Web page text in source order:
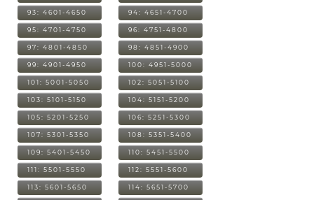
93: 4601-4650 94: 4651-4700
95: 4701-4750 96: 4751-4800
97: 4801-4850 98: 4851-4900
99: 4901-4950 100: 4951-5000
101: 5001-5050 102: 5051-5100
103: 5101-5150 104: 5151-5200
105: 5201-5250 106: 5251-5300
107: 5301-5350 108: 5351-5400
109: 5401-5450 110: 5451-5500
111: 5501-5550 112: 5551-5600
113: 5601-5650 114: 5651-5700